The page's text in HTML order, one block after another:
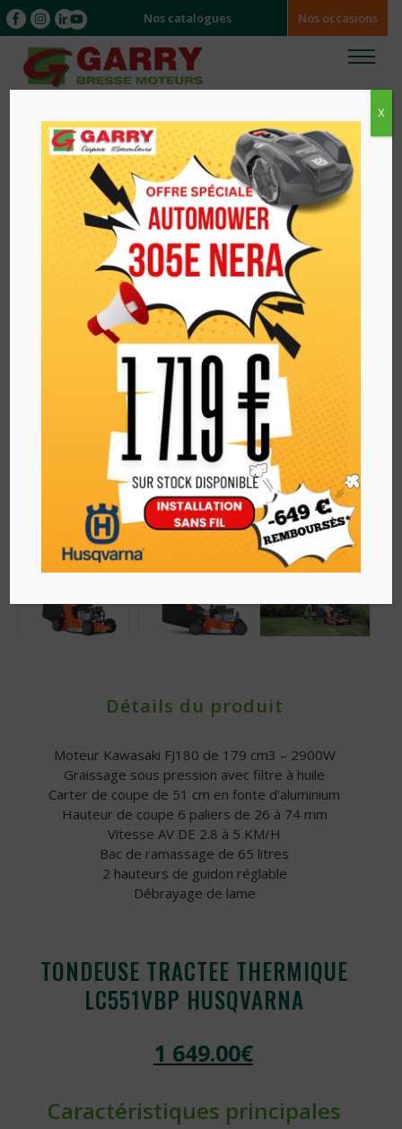
Nos catalogues Nos occasions
/ TONDEUSE TRACTEE THERMIQUE
LC551VBP HUSQVARNA
Détails du produit
Moteur Kawasaki FJ180 de 179 cm3 – 2900W
Graissage sous pression avec filtre à huile
Carter de coupe de 51 cm en fonte d’aluminium
Hauteur de coupe 6 paliers de 26 à 74 mm
Vitesse AV DE 2.8 à 5 KM/H
Bac de ramassage de 65 litres
2 hauteurs de guidon réglable
Débrayage de lame
TONDEUSE TRACTEE THERMIQUE
LC551VBP HUSQVARNA
1 649.00€
Caractéristiques principales
X